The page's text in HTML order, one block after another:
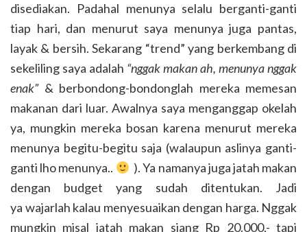
disediakan. Padahal menunya selalu berganti-ganti
tiap hari, dan menurut saya menunya juga pantas,
layak & bersih. Sekarang “trend” yang berkembang di
sekeliling saya adalah “nggak makan ah, menunya nggak
enak”& berbondong-bondonglah mereka memesan
makanan dari luar. Awalnya saya menganggap okelah
ya, mungkin mereka bosan karena menurut mereka
menunya begitu-begitu saja (walaupun aslinya ganti-
ganti lho menunya..
). Ya namanya juga jatah makan
dengan budget yang sudah ditentukan. Jadi
ya wajarlah kalau menyesuaikan dengan harga. Nggak
mungkin misal jatah makan siang Rp 20.000,- tapi